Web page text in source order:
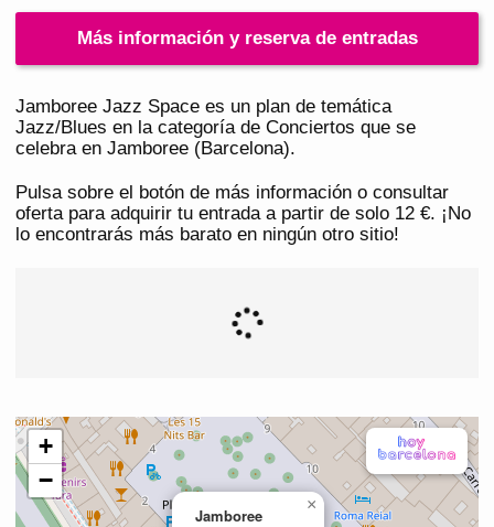
Más información y reserva de entradas
Jamboree Jazz Space es un plan de temática
Jazz/Blues en la categoría de Conciertos que se
celebra en Jamboree (Barcelona).
Pulsa sobre el botón de más información o consultar
oferta para adquirir tu entrada a partir de solo 12 €. ¡No
lo encontrarás más barato en ningún otro sitio!